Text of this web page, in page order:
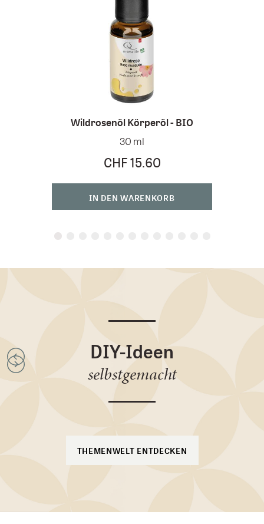
Wildrosenöl Körperöl - BIO
30 ml
CHF 15.60
IN DEN WARENKORB
DIY-Ideen
selbstgemacht
THEMENWELT ENTDECKEN